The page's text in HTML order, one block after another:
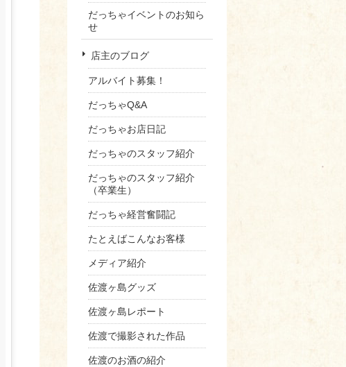
だっちゃイベントのお知ら
せ
店主のブログ
アルバイト募集！
だっちゃQ&A
だっちゃお店日記
だっちゃのスタッフ紹介
だっちゃのスタッフ紹介
（卒業生）
だっちゃ経営奮闘記
たとえばこんなお客様
メディア紹介
佐渡ヶ島グッズ
佐渡ヶ島レポート
佐渡で撮影された作品
佐渡のお酒の紹介